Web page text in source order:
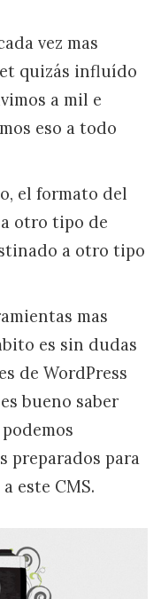
vez mas
quizás influído
a mil e
eso a todo
el formato del
otro tipo de
a otro tipo
mas
es sin dudas
de WordPress
bueno saber
preparados para
este CMS.